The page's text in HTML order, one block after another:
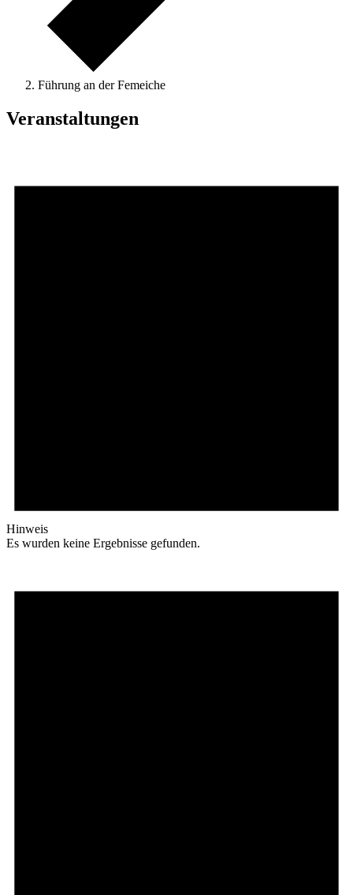
Führung an der Femeiche
Veranstaltungen
Hinweis
Es wurden keine Ergebnisse gefunden.